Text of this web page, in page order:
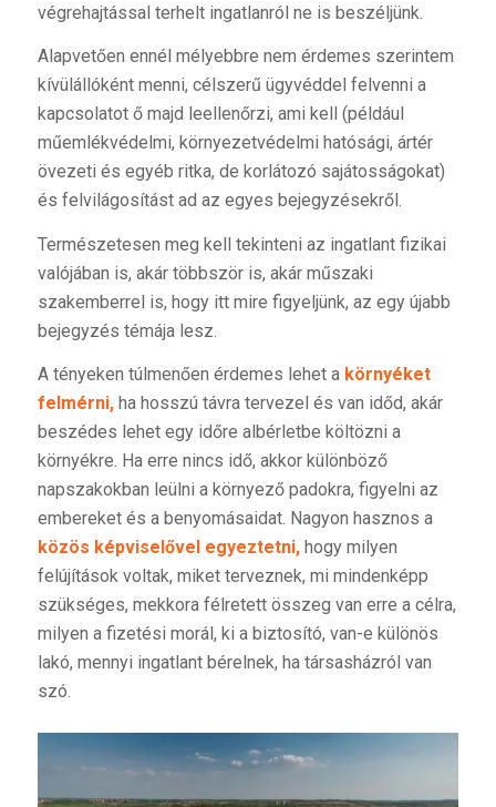
végrehajtással terhelt ingatlanról ne is beszéljünk.
Alapvetően ennél mélyebbre nem érdemes szerintem
kívülállóként menni, célszerű ügyvéddel felvenni a
kapcsolatot ő majd leellenőrzi, ami kell (például
műemlékvédelmi, környezetvédelmi hatósági, ártér
övezeti és egyéb ritka, de korlátozó sajátosságokat)
és felvilágosítást ad az egyes bejegyzésekről.
Természetesen meg kell tekinteni az ingatlant fizikai
valójában is, akár többször is, akár műszaki
szakemberrel is, hogy itt mire figyeljünk, az egy újabb
bejegyzés témája lesz.
A tényeken túlmenően érdemes lehet a környéket
felmérni,ha hosszú távra tervezel és van időd, akár
beszédes lehet egy időre albérletbe költözni a
környékre. Ha erre nincs idő, akkor különböző
napszakokban leülni a környező padokra, figyelni az
embereket és a benyomásaidat. Nagyon hasznos a
közös képviselővel egyeztetni,hogy milyen
felújítások voltak, miket terveznek, mi mindenképp
szükséges, mekkora félretett összeg van erre a célra,
milyen a fizetési morál, ki a biztosító, van-e különös
lakó, mennyi ingatlant bérelnek, ha társasházról van
szó.